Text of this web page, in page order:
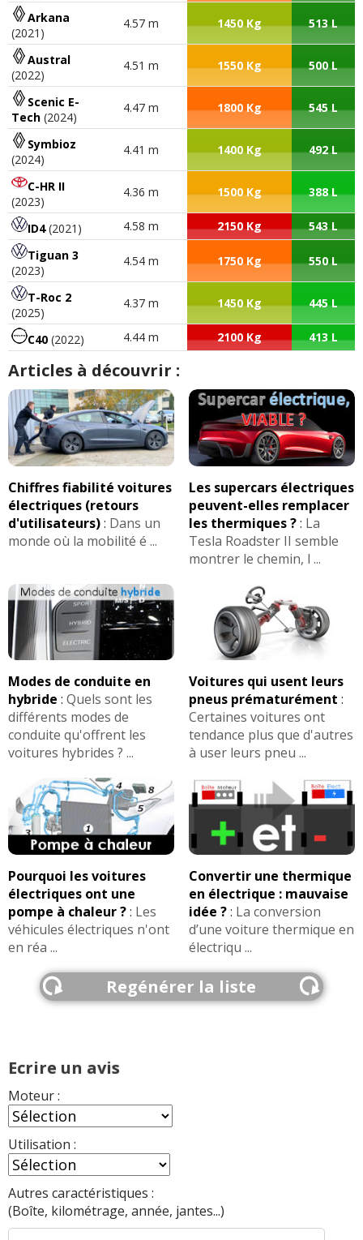
Arkana
(2021)
4.57 m 1450 Kg 513 L
Austral
(2022)
4.51 m 1550 Kg 500 L
Scenic E-
Tech (2024)
4.47 m 1800 Kg 545 L
Symbioz
(2024)
4.41 m 1400 Kg 492 L
C-HR II
(2023)
4.36 m 1500 Kg 388 L
ID4(2021) 4.58 m 2150 Kg
543 L
Tiguan 3
(2023)
4.54 m 1750 Kg 550 L
T-Roc 2
(2025)
4.37 m 1450 Kg 445 L
C40 (2022) 4.44 m 2100 Kg 413 L
Articles à découvrir :
Chiffres fiabilité voitures
électriques (retours
d'utilisateurs): Dans un
monde où la mobilité é ...
Les supercars électriques
peuvent-elles remplacer
les thermiques ?: La
Tesla Roadster II semble
montrer le chemin, l ...
Modes de conduite en
hybride : Quels sont les
différents modes de
conduite qu'offrent les
voitures hybrides ? ...
Voitures qui usent leurs
pneus prématurément :
Certaines voitures ont
tendance plus que d'autres
à user leurs pneu ...
Pourquoi les voitures
électriques ont une
pompe à chaleur ?: Les
véhicules électriques n'ont
en réa ...
Convertir une thermique
en électrique : mauvaise
idée ?: La conversion
d’une voiture thermique en
électriqu ...
Regénérer la liste
Ecrire un avis
Moteur :
Utilisation :
Autres caractéristiques :
(Boîte, kilométrage, année, jantes...)